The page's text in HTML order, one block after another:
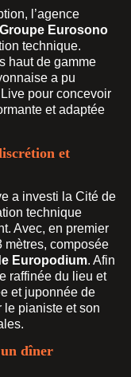
l’agence
Eurosono
technique.
haut de gamme
a pu
pour concevoir
et adaptée
et
a investi la Cité de
technique
Avec, en premier
mètres, composée
Europodium. Afin
raffinée du lieu et
et juponnée de
le pianiste et son
dîner